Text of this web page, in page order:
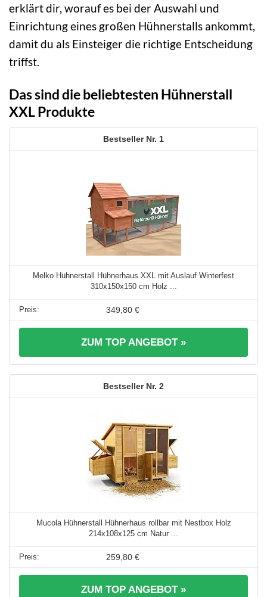
erklärt dir, worauf es bei der Auswahl und
Einrichtung eines großen Hühnerstalls ankommt,
damit du als Einsteiger die richtige Entscheidung
triffst.
Das sind die beliebtesten Hühnerstall
XXL Produkte
1
Melko Hühnerstall Hühnerhaus XXL mit Auslauf Winterfest
310x150x150 cm Holz ...
349,80 €
ZUM TOP ANGEBOT »
2
Mucola Hühnerstall Hühnerhaus rollbar mit Nestbox Holz
214x108x125 cm Natur ...
259,80 €
ZUM TOP ANGEBOT »